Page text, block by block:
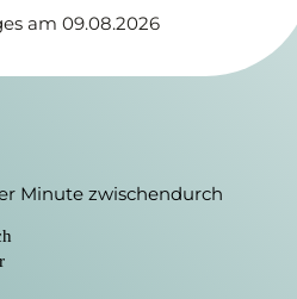
am 09.08.2026
Minute zwischendurch